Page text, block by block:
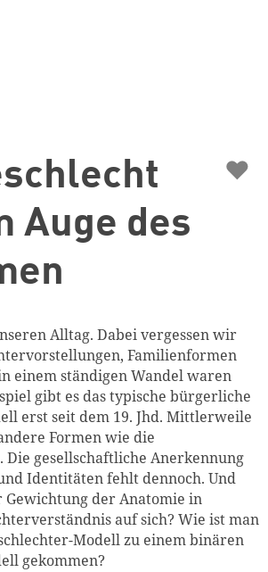
Auge des
♥
Alltag. Dabei vergessen wir
Familienformen
einem ständigen Wandel waren
gibt es das typische bürgerliche
erst seit dem 19. Jhd. Mittlerweile
Formen wie die
gesellschaftliche Anerkennung
Identitäten fehlt dennoch. Und
Gewichtung der Anatomie in
auf sich? Wie ist man
Modell zu einem binären
gekommen?